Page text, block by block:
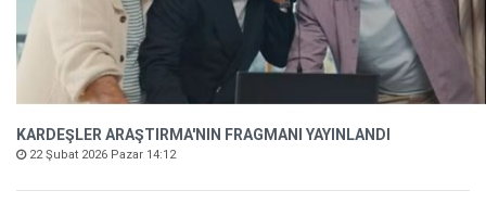
KARDEŞLER ARAŞTIRMA'NIN FRAGMANI YAYINLANDI
22 Şubat 2026 Pazar 14:12